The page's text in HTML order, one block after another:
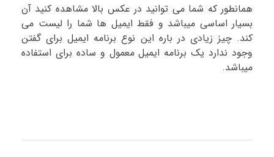
همانطور که شما می توانید در عکس بالا مشاهده کنید آن
بسیار اساسی میباشد و فقط ایمیل ها شما را لیست می
کند. چیز زیادی در باره این نوع برنامه ایمیل برای گفتن
وجود ندارد یک برنامه ایمیل معمول و ساده برای استفاده
میباشد.